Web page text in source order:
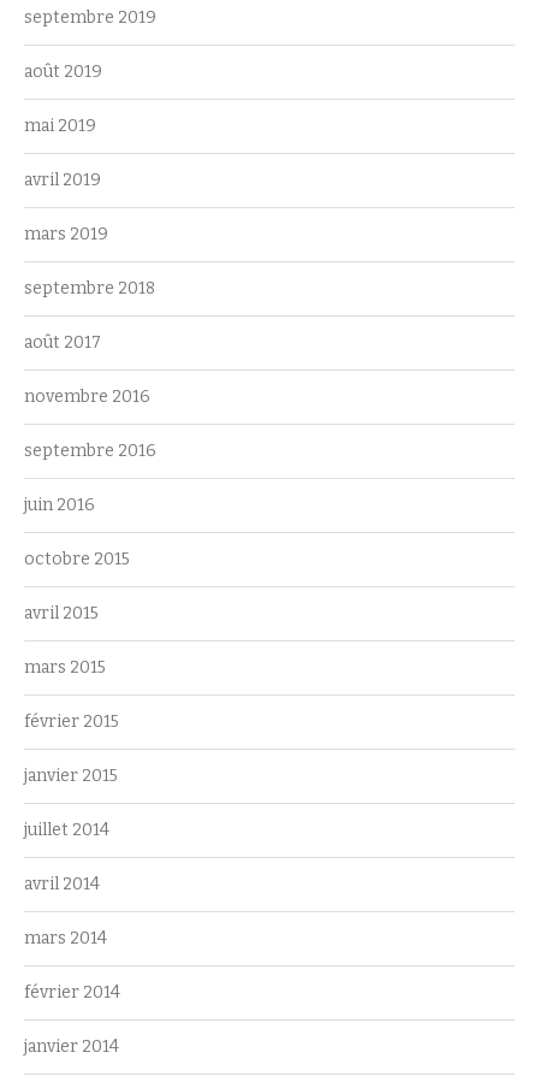
septembre 2019
août 2019
mai 2019
avril 2019
mars 2019
septembre 2018
août 2017
novembre 2016
septembre 2016
juin 2016
octobre 2015
avril 2015
mars 2015
février 2015
janvier 2015
juillet 2014
avril 2014
mars 2014
février 2014
janvier 2014